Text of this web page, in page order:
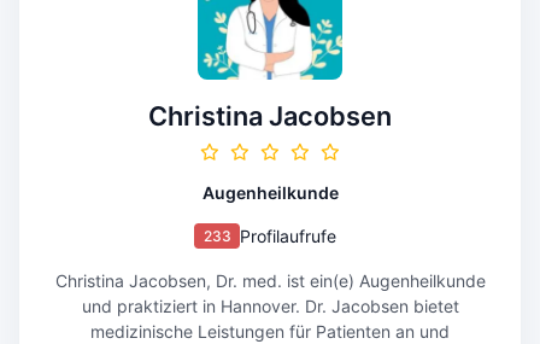
Christina Jacobsen
Augenheilkunde
233 Profilaufrufe
Christina Jacobsen, Dr. med. ist ein(e) Augenheilkunde
und praktiziert in Hannover. Dr. Jacobsen bietet
medizinische Leistungen für Patienten an und